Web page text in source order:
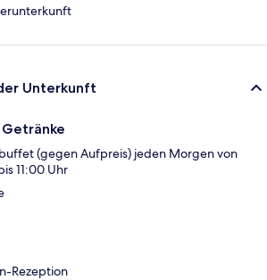
Unterkunft
(gegen Aufpreis) jeden Morgen von
11:00 Uhr
Rezeption